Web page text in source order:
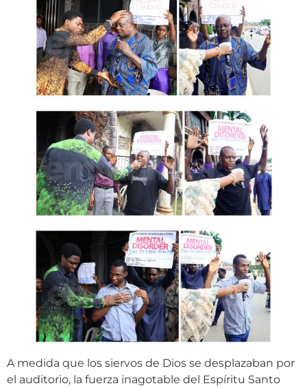
A medida que los siervos de Dios se desplazaban por
el auditorio, la fuerza inagotable del Espíritu Santo